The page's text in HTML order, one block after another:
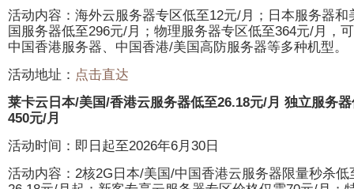
活动内容：海外云服务器专区低至12元/月；日本服务器和
国服务器低至296元/月；物理服务器专区低至364元/月，
中国香港服务器、中国香港/美国高防服务器等多种机型。
活动地址： 点击直达
莱卡云日本/美国/香港云服务器低至26.18元/月 独立服务
450元/月
活动时间：即日起至2026年6月30日
活动内容：2核2G日本/美国/中国香港云服务器限量秒杀低